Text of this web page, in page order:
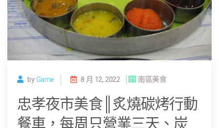
byGame 8 月 12, 2022 南區美食
忠孝夜市美食║炙燒碳烤行動
餐車，每周只營業三天、炭